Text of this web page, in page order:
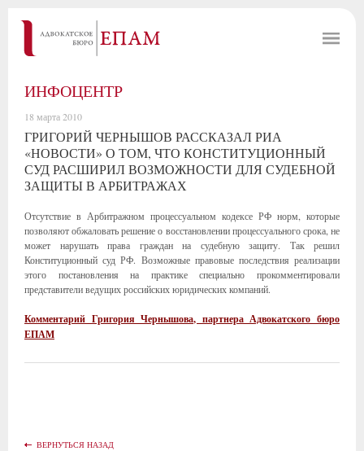
ИНФОЦЕНТР
18 марта 2010
ГРИГОРИЙ ЧЕРНЫШОВ РАССКАЗАЛ РИА
«НОВОСТИ» О ТОМ, ЧТО КОНСТИТУЦИОННЫЙ
СУД РАСШИРИЛ ВОЗМОЖНОСТИ ДЛЯ СУДЕБНОЙ
ЗАЩИТЫ В АРБИТРАЖАХ
Отсутствие в Арбитражном процессуальном кодексе РФ норм, которые
позволяют обжаловать решение о восстановлении процессуального срока, не
может нарушать права граждан на судебную защиту. Так решил
Конституционный суд РФ. Возможные правовые последствия реализации
этого постановления на практике специально прокомментировали
представители ведущих российских юридических компаний.
Комментарий Григория Чернышова, партнера Адвокатского бюро
ЕПАМ
ВЕРНУТЬСЯ НАЗАД